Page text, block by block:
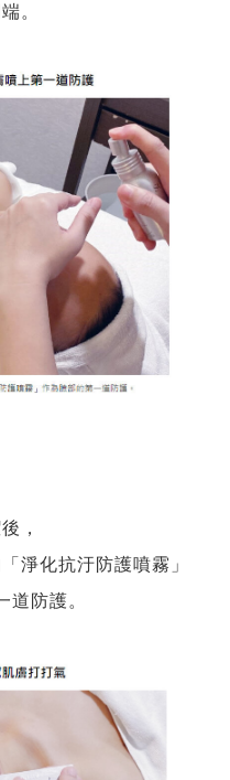
。
，
淨化抗汙防護噴霧」
道防護。